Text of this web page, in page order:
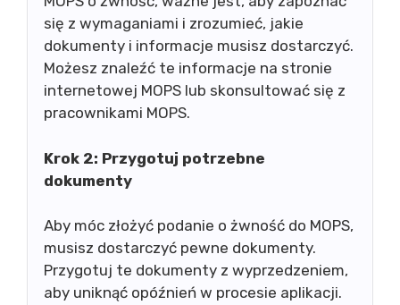
się z wymaganiami i zrozumieć, jakie
dokumenty i informacje musisz dostarczyć.
Możesz znaleźć te informacje na stronie
internetowej MOPS lub skonsultować się z
pracownikami MOPS.
Krok 2: Przygotuj potrzebne
dokumenty
Aby móc złożyć podanie o żwność do MOPS,
musisz dostarczyć pewne dokumenty.
Przygotuj te dokumenty z wyprzedzeniem,
aby uniknąć opóźnień w procesie aplikacji.